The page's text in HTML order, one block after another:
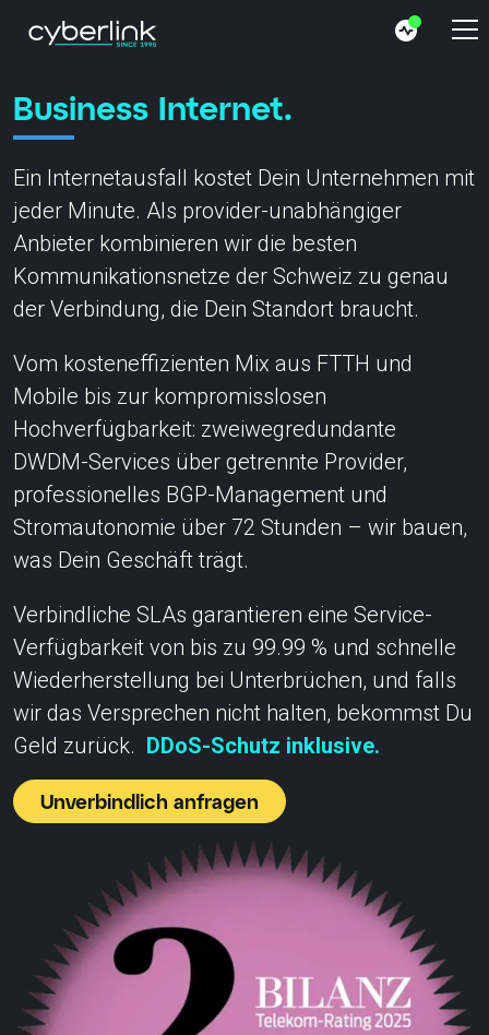
Business Internet.
Ein Internetausfall kostet Dein Unternehmen mit
jeder Minute. Als provider-unabhängiger
Anbieter kombinieren wir die besten
Kommunikationsnetze der Schweiz zu genau
der Verbindung, die Dein Standort braucht.
Vom kosteneffizienten Mix aus FTTH und
Mobile bis zur kompromisslosen
Hochverfügbarkeit: zweiwegredundante
DWDM-Services über getrennte Provider,
professionelles BGP-Management und
Stromautonomie über 72 Stunden – wir bauen,
was Dein Geschäft trägt.
Verbindliche SLAs garantieren eine Service-
Verfügbarkeit von bis zu 99.99 % und schnelle
Wiederherstellung bei Unterbrüchen, und falls
wir das Versprechen nicht halten, bekommst Du
Geld zurück. DDoS-Schutz inklusive.
Unverbindlich anfragen